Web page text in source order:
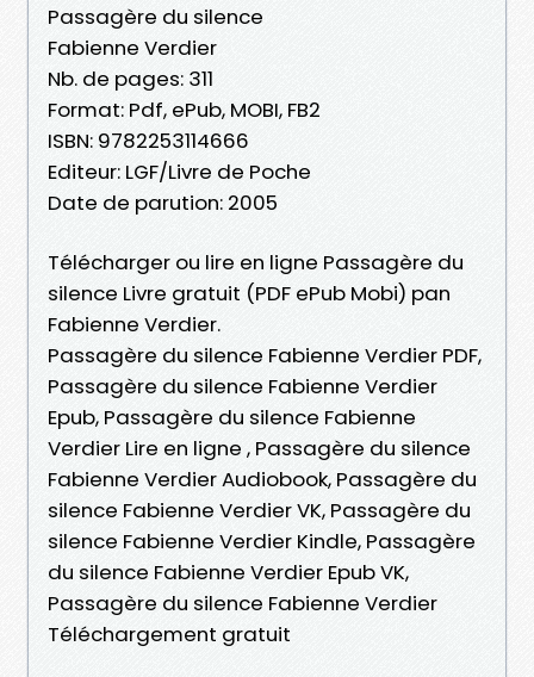
Passagère du silence
Fabienne Verdier
Nb. de pages: 311
Format: Pdf, ePub, MOBI, FB2
ISBN: 9782253114666
Editeur: LGF/Livre de Poche
Date de parution: 2005
Télécharger ou lire en ligne Passagère du
silence Livre gratuit (PDF ePub Mobi) pan
Fabienne Verdier.
Passagère du silence Fabienne Verdier PDF,
Passagère du silence Fabienne Verdier
Epub, Passagère du silence Fabienne
Verdier Lire en ligne , Passagère du silence
Fabienne Verdier Audiobook, Passagère du
silence Fabienne Verdier VK, Passagère du
silence Fabienne Verdier Kindle, Passagère
du silence Fabienne Verdier Epub VK,
Passagère du silence Fabienne Verdier
Téléchargement gratuit